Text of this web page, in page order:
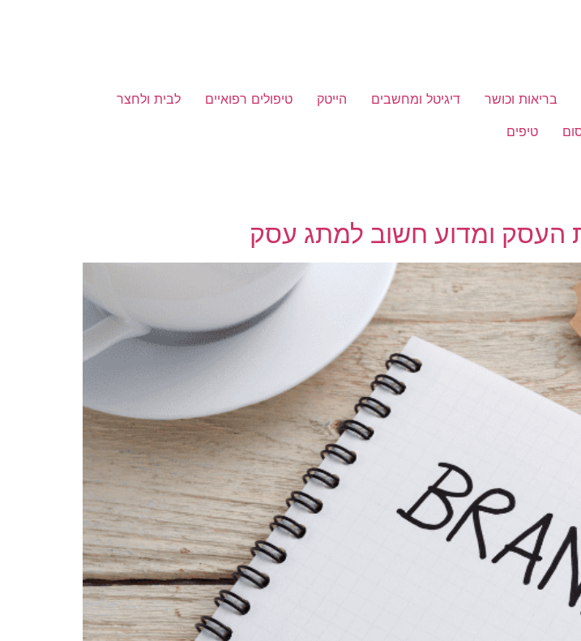
בריאות וכושר דיגיטל ומחשבים הייטק טיפולים רפואיים
לבית ולחצר
טיפים
העסק ומדוע חשוב למתג עסק